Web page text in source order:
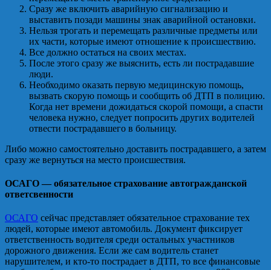
Сразу же включить аварийную сигнализацию и
выставить позади машины знак аварийной остановки.
Нельзя трогать и перемещать различные предметы или
их части, которые имеют отношение к происшествию.
Все должно остаться на своих местах.
После этого сразу же выяснить, есть ли пострадавшие
люди.
Необходимо оказать первую медицинскую помощь,
вызвать скорую помощь и сообщить об ДТП в полицию.
Когда нет времени дожидаться скорой помощи, а спасти
человека нужно, следует попросить других водителей
отвести пострадавшего в больницу.
Либо можно самостоятельно доставить пострадавшего, а затем
сразу же вернуться на место происшествия.
ОСАГО — обязательное страхование автогражданской
ответсвенности
ОСАГО сейчас представляет обязательное страхование тех
людей, которые имеют автомобиль. Документ фиксирует
ответственность водителя среди остальных участников
дорожного движения. Если же сам водитель станет
нарушителем, и кто-то пострадает в ДТП, то все финансовые